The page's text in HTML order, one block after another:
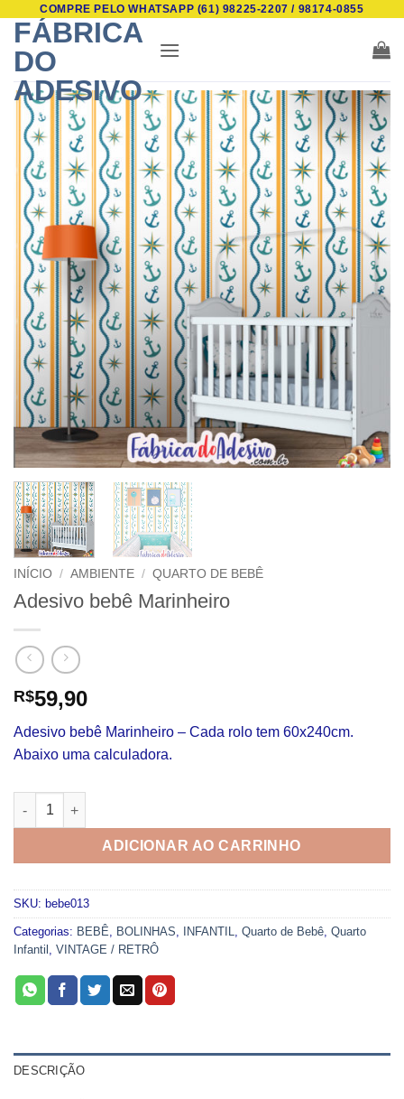
content
COMPRE PELO WHATSAPP (61) 98225-2207 / 98174-0855
FÁBRICA
DO
ADESIVO
INÍCIO / AMBIENTE / QUARTO DE BEBÊ
Adesivo bebê Marinheiro
R$59,90
Adesivo bebê Marinheiro – Cada rolo tem 60x240cm.
Abaixo uma calculadora.
Adesivo bebê Marinheiro quantidade
ADICIONAR AO CARRINHO
SKU: bebe013
Categorias: BEBÊ, BOLINHAS, INFANTIL, Quarto de Bebê, Quarto
Infantil , VINTAGE / RETRÔ
DESCRIÇÃO